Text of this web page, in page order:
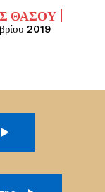
ΘΆΣΟΥ
2019